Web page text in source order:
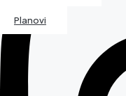
Planovi